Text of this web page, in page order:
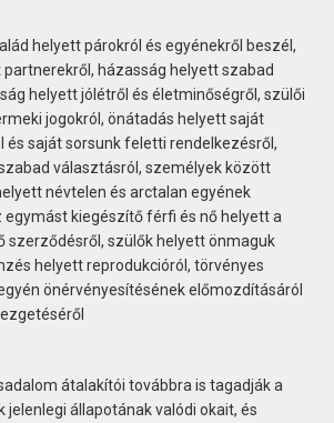
helyett párokról és egyénekről beszél,
házasság helyett szabad
helyett jólétről és életminőségről, szülői
jogokról, önátadás helyett saját
és saját sorsunk feletti rendelkezésről,
választásról, személyek között
névtelen és arctalan egyének
egymást kiegészítő férfi és nő helyett a
szerződésről, szülők helyett önmaguk
helyett reprodukcióról, törvényes
önérvényesítésének előmozdításáról
átalakítói továbbra is tagadják a
jelenlegi állapotának valódi okait, és